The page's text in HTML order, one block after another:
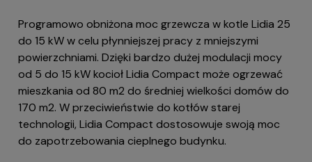
Programowo obniżona moc grzewcza w kotle Lidia 25
do 15 kW w celu płynniejszej pracy z mniejszymi
powierzchniami. Dzięki bardzo dużej modulacji mocy
od 5 do 15 kW kocioł Lidia Compact może ogrzewać
mieszkania od 80 m2 do średniej wielkości domów do
170 m2. W przeciwieństwie do kotłów starej
technologii, Lidia Compact dostosowuje swoją moc
do zapotrzebowania cieplnego budynku.